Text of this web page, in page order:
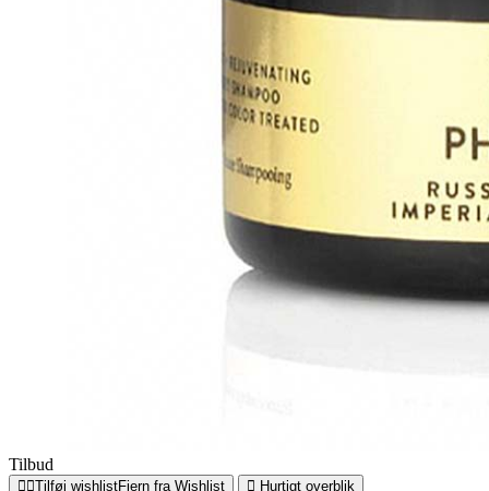
Tilbud
Tilføj wishlistFjern fra Wishlist Hurtigt overblik